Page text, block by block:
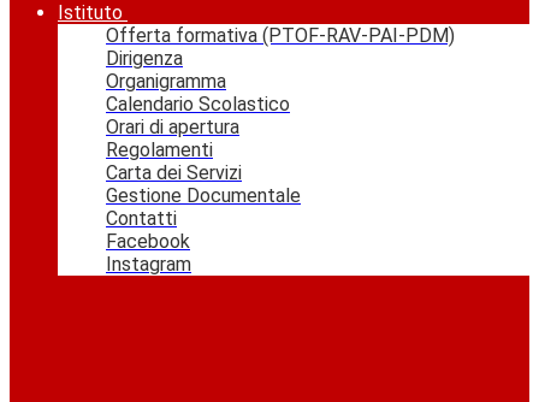
Istituto
Offerta formativa (PTOF-RAV-PAI-PDM)
Dirigenza
Organigramma
Calendario Scolastico
Orari di apertura
Regolamenti
Carta dei Servizi
Gestione Documentale
Contatti
Facebook
Instagram